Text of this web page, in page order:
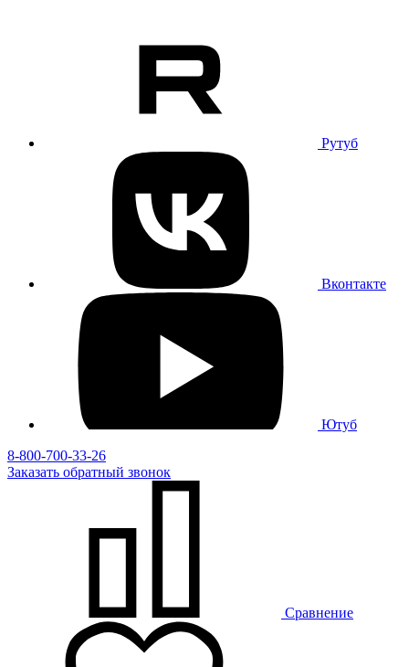
Рутуб
Вконтакте
Ютуб
8-800-700-33-26
Заказать обратный звонок
Сравнение